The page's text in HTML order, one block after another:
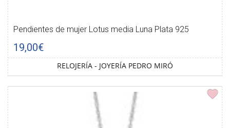
Pendientes de mujer Lotus media Luna Plata 925
19,00€
RELOJERÍA - JOYERÍA PEDRO MIRÓ